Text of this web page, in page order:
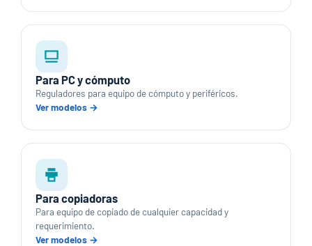
Para PC y cómputo
Reguladores para equipo de cómputo y periféricos.
Ver modelos →
Para copiadoras
Para equipo de copiado de cualquier capacidad y
requerimiento.
Ver modelos →